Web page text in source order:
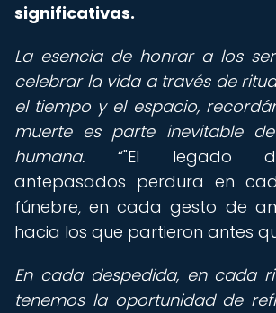
significativas.
La esencia de honrar a los
celebrar la vida a través de
el tiempo y el espacio,
muerte es parte inevitable
humana.
"El legado
antepasados perdura en
fúnebre, en cada gesto de
hacia los que partieron antes
En cada despedida, en cada
tenemos la oportunidad de